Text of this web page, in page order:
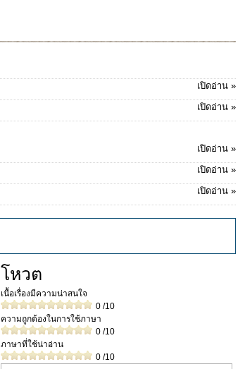
เปิดอ่าน »
เปิดอ่าน »
เปิดอ่าน »
เปิดอ่าน »
เปิดอ่าน »
โหวต
เนื้อเรื่องมีความน่าสนใจ
0/10
ความถูกต้องในการใช้ภาษา
0/10
ภาษาที่ใช้น่าอ่าน
0/10